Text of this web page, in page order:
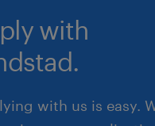
4万まで 】支給いたし
、弊社規定に基づく)
with
with us is easy.